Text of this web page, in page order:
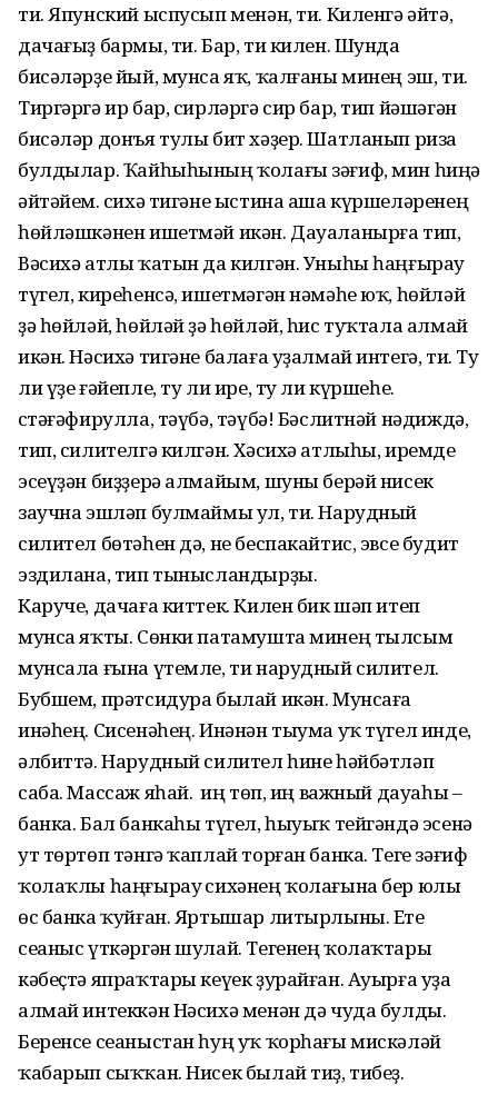
ти. Япунский ыспусып менән, ти. Киленгә әйтә,
дачағыҙ бармы, ти. Бар, ти килен. Шунда
бисәләрҙе йый, мунса яҡ, ҡалғаны минең эш, ти.
Тиргәргә ир бар, сирләргә сир бар, тип йәшәгән
бисәләр донъя тулы бит хәҙер. Шатланып риза
булдылар. Ҡайһыһының ҡолағы зәғиф, мин һиңә
әйтәйем. Әсихә тигәне ыстина аша күршеләренең
һөйләшкәнен ишетмәй икән. Дауаланырға тип,
Вәсихә атлы ҡатын да килгән. Уныһы һаңғырау
түгел, киреһенсә, ишетмәгән нәмәһе юҡ, һөйләй
ҙә һөйләй, һөйләй ҙә һөйләй, һис туҡтала алмай
икән. Нәсихә тигәне балаға уҙалмай интегә, ти. Ту
ли үҙе ғәйепле, ту ли ире, ту ли күршеһе.
Әстәғәфирулла, тәүбә, тәүбә! Бәслитнәй нәдиждә,
тип, силителгә килгән. Хәсихә атлыһы, иремде
эсеүҙән биҙҙерә алмайым, шуны берәй нисек
заучна эшләп булмаймы ул, ти. Нарудный
силител бөтәһен дә, не беспакайтис, эвсе будит
эздилана, тип тынысландырҙы.
Каруче, дачаға киттек. Килен бик шәп итеп
мунса яҡты. Сөнки патамушта минең тылсым
мунсала ғына үтемле, ти нарудный силител.
Бубшем, прәтсидура былай икән. Мунсаға
инәһең. Сисе­нәһең. Инәнән тыума уҡ түгел инде,
әлбиттә. Нарудный силител һине һәйбәтләп
саба. Массаж яһай. Ә иң төп, иң важный дауаһы –
банка. Бал банкаһы түгел, һыуыҡ тейгәндә эсенә
ут төртөп тәнгә ҡаплай торған банка. Теге зәғиф
ҡолаҡлы һаңғырау Әсихәнең ҡолағына бер юлы
өс банка ҡуйған. Яртышар литырлыны. Ете
сеаныс үткәргән шулай. Тегенең ҡолаҡтары
кәбеҫтә япраҡтары кеүек ҙурайған. Ауырға уҙа
алмай интеккән Нәсихә менән дә чуда булды.
Беренсе сеаныстан һуң уҡ ҡорһағы мискәләй
ҡабарып сыҡҡан. Нисек былай тиҙ, тибеҙ.